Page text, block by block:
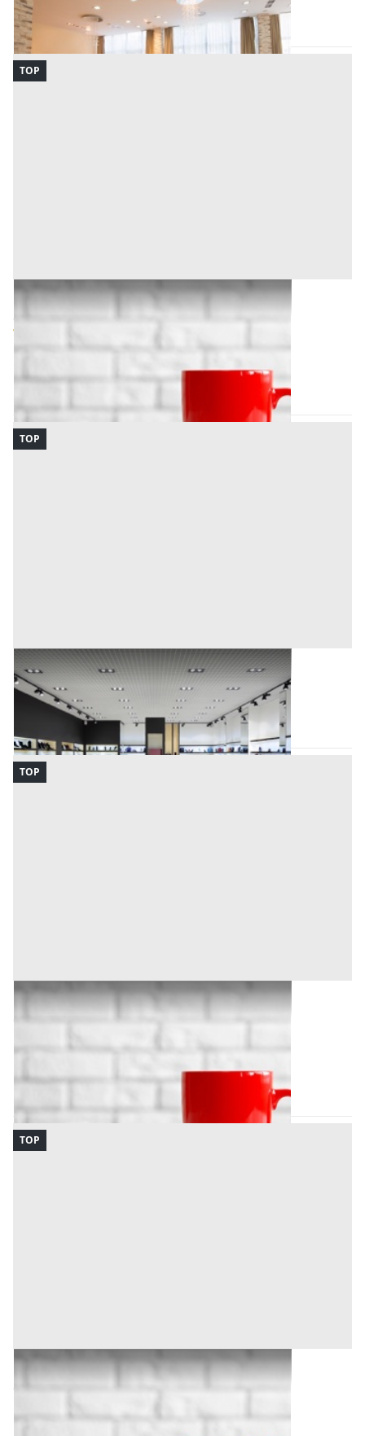
Codice asta:
05/10/2026
TOP
Bene Generico all'asta a Padova
Offerta minima
754 €
Codice asta:
c3ee6f4b
TOP
Altro all'asta a Napoli
Napoli
Codice asta:
5de9d1b8
21/09/2026
TOP
Bene Generico all'asta a Udine
Offerta minima
Codice asta:
e6565208
TOP
Bene Generico all'asta a Udine
Offerta minima